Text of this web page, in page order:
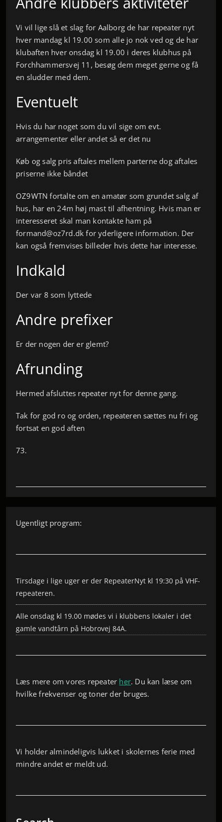
Vi vil lige slå et slag for Aalborg de har repeater nyt
hver mandag kl 19.00 som alle jo nok ved og de har
klubaften hver onsdag kl 19.00 i deres klubhus på
Forchhammersvej 11, besøg dem meget gerne og få
en sludder med dem.
Eventuelt
Hvis du har noget som du vil sige om evt.
arrangementer eller andet så er det nu
Køb og salg pris aftales mellem parterne dog aftales
priserne ikke båndet
OZ9WTN fortalte om en amatør som grundet salg af
hus, har en 24m høj mast til afhentning. Hvis man er
interesseret skal man kontakte ham på
formand@oz7rd.dk for yderligere information. Der
kan også fremvises billeder hvis dette har interesse.
Indkald
Der var 8 som lyttede
Andre prefixer
Er der nogen der er glemt?
Afrunding
Hermed afsluttes repeater nyt for denne gang.
Tak for god ro og orden, repeateren sættes nu fri og
fortsat en god aften
73.
Ugentligt program:
Tirsdage i lige uger er der RepeaterNyt kl 19:30 på VHF-
repeateren.
Alle onsdag kl 19.00 mødes vi i klubbens lokaler i det
gamle vandtårn på Hobrovej 84A.
Læs mere om vores repeater her. Du kan læse om
hvilke frekvenser og toner der bruges.
Vi holder almindeligvis lukket i skolernes ferie med
mindre andet er meldt ud.